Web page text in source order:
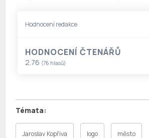
Hodnocení redakce
HODNOCENÍ ČTENÁŘŮ
2.76 (76 hlasů)
Jaroslav Kopřiva logo město